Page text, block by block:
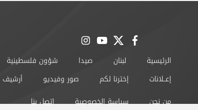
facebook
twitter
youtube
instagram
الرئيسية لبنان صيدا شؤون فلسطينية
إعــلانات
إخترنا لكم صور وفيديو
أرشيف
من نحن
سياسة الخصوصية اتصل بنا